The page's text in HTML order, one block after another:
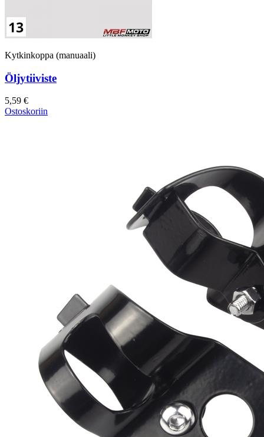
Kytkinkoppa (manuaali)
Öljytiiviste
5,59 €
Ostoskoriin